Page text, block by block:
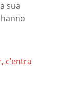
sua
c’entra